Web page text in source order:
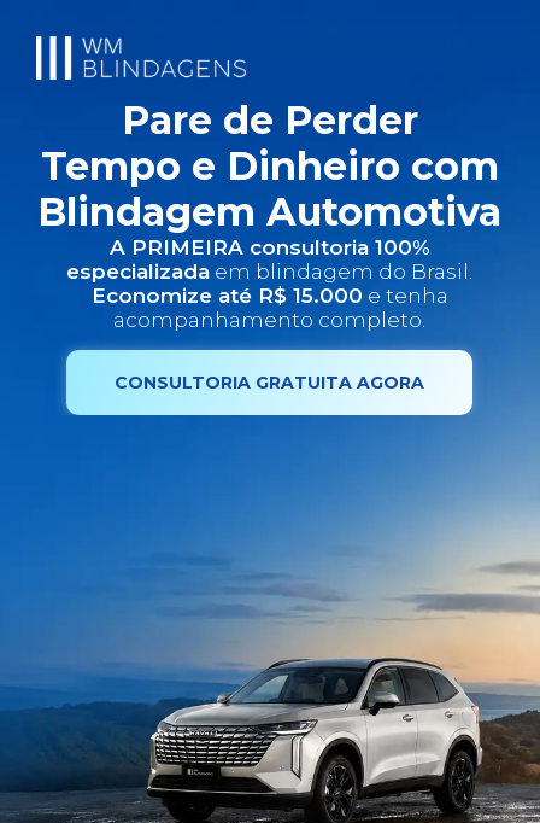
Pare de Perder
Tempo e Dinheiro com
Blindagem Automotiva
A PRIMEIRA consultoria 100%
especializada em blindagem do Brasil.
Economize até R$ 15.000 e tenha
acompanhamento completo.
CONSULTORIA GRATUITA AGORA